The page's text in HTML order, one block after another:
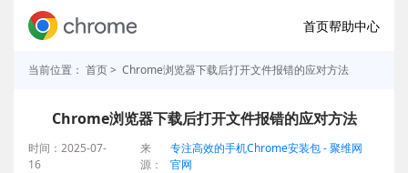
首页帮助中心
当前位置： 首页> Chrome浏览器下载后打开文件报错的应对方法
Chrome浏览器下载后打开文件报错的应对方法
时间：2025-07-
16
来
源：
专注高效的手机Chrome安装包 - 聚维网
官网